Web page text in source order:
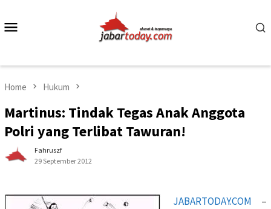
content
Home Hukum
Martinus: Tindak Tegas Anak Anggota
Polri yang Terlibat Tawuran!
Fahruszf
29 September 2012
JABARTODAY.COM –